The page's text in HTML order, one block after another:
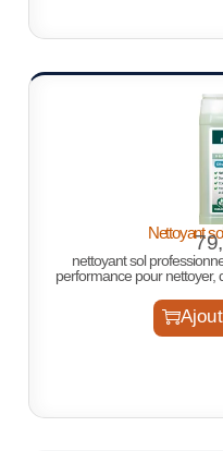
Nettoyant
nettoyant sol
performance pour nettoyer,